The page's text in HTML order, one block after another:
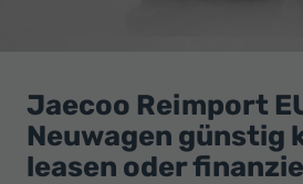
Ihr
Innovatives
Autohaus
Jaecoo Reimport
Neuwagen günstig
leasen oder